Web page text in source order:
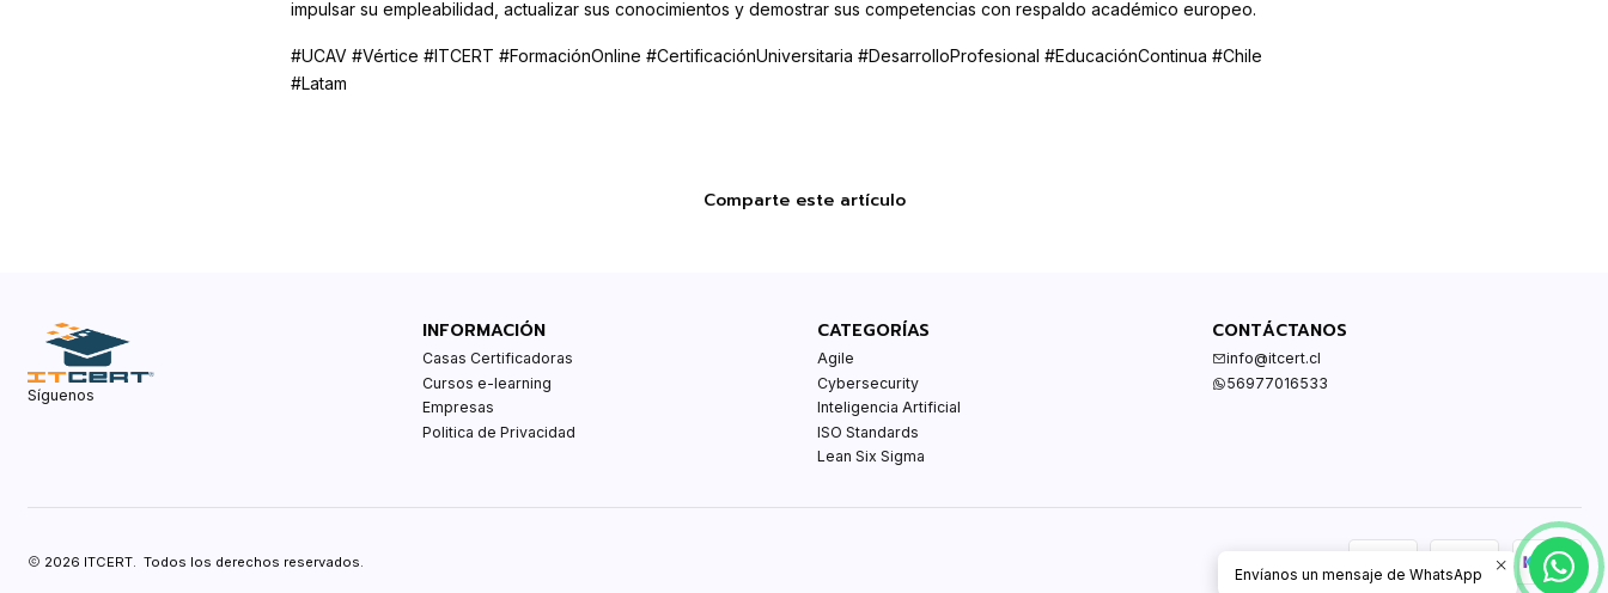
impulsar su empleabilidad, actualizar sus conocimientos y demostrar sus competencias con respaldo académico europeo.
#UCAV #Vértice #ITCERT #FormaciónOnline #CertificaciónUniversitaria #DesarrolloProfesional #EducaciónContinua #Chile
#Latam
Comparte este artículo
Síguenos
INFORMACIÓN
Casas Certificadoras
Cursos e-learning
Empresas
Politica de Privacidad
CATEGORÍAS
Agile
Cybersecurity
Inteligencia Artificial
ISO Standards
Lean Six Sigma
CONTÁCTANOS
info@itcert.cl
56977016533
2026 ITCERT. Todos los derechos reservados.
Envíanos un mensaje de WhatsApp